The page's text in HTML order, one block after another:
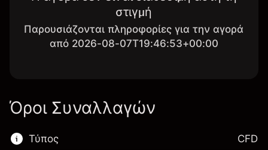
στιγμή
Παρουσιάζονται πληροφορίες για την αγορά
από 2026-08-07T19:46:53+00:00
Όροι Συναλλαγών
Τύπος CFD